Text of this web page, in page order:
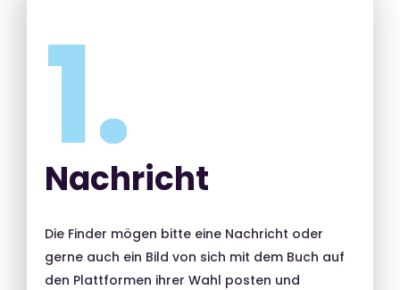
1.
Nachricht
Die Finder mögen bitte eine Nachricht oder
gerne auch ein Bild von sich mit dem Buch auf
den Plattformen ihrer Wahl posten und